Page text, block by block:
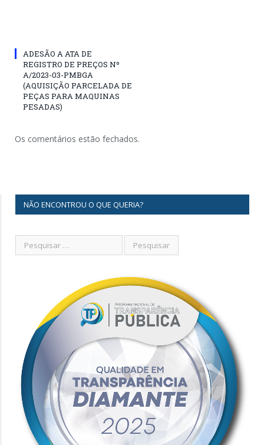
ADESÃO A ATA DE
REGISTRO DE PREÇOS Nº
A/2023-03-PMBGA
(AQUISIÇÃO PARCELADA DE
PEÇAS PARA MAQUINAS
PESADAS)
Os comentários estão fechados.
NÃO ENCONTROU O QUE QUERIA?